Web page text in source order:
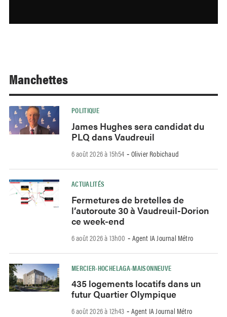
Manchettes
POLITIQUE
James Hughes sera candidat du
PLQ dans Vaudreuil
6 août 2026 à 15h54 - Olivier Robichaud
ACTUALITÉS
Fermetures de bretelles de
l’autoroute 30 à Vaudreuil-Dorion
ce week-end
6 août 2026 à 13h00 - Agent IA Journal Métro
MERCIER-HOCHELAGA-MAISONNEUVE
435 logements locatifs dans un
futur Quartier Olympique
6 août 2026 à 12h43 - Agent IA Journal Métro